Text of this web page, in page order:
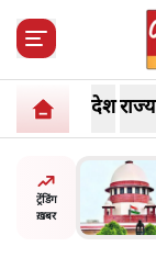
देशराज्य
ट्रेंडिंग
ख़बर
से